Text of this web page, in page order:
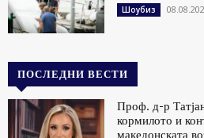
Шоубиз
ПОСЛЕДНИ ВЕСТИ
Проф. д-р
кормилото и
македонската